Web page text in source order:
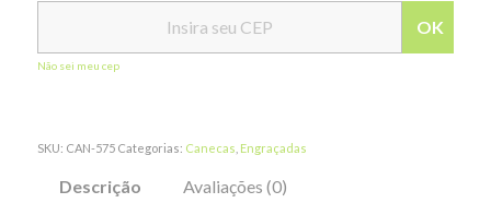
OK
Não sei meu cep
SKU: CAN-575 Categorias: Canecas Engraçadas
Descrição Avaliações (0)